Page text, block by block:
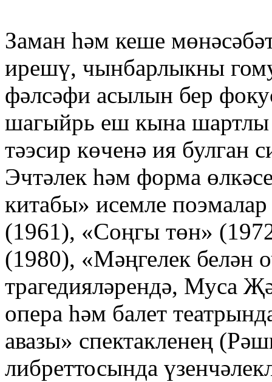
Заман һәм кеше
ирешү, чынбарлыкны
фәлсәфи асылын бер
шагыйрь еш кына шартлы
тәэсир көченә ия булган
Эчтәлек һәм форма
китабы» исемле
(1961), «Соңгы төн»
(1980), «Мәңгелек белән
трагедияләрендә, Муса
опера һәм балет
авазы» спектакленең
либреттосында